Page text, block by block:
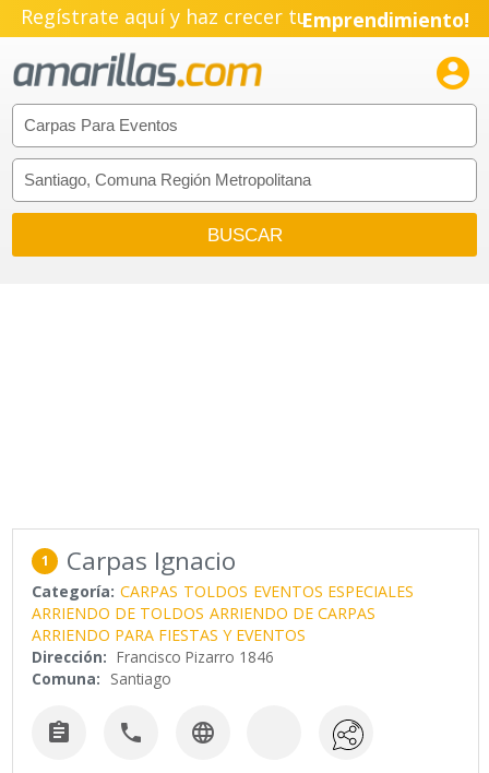
Regístrate aquí y haz crecer tuEmprendimiento!

1 Carpas Ignacio
Categoría: CARPAS TOLDOS EVENTOS ESPECIALES
ARRIENDO DE TOLDOS ARRIENDO DE CARPAS
ARRIENDO PARA FIESTAS Y EVENTOS
Dirección: Francisco Pizarro 1846
Comuna: Santiago
  